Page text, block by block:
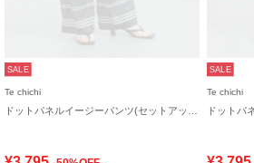
SALE
Te chichi
SALE
Te chichi